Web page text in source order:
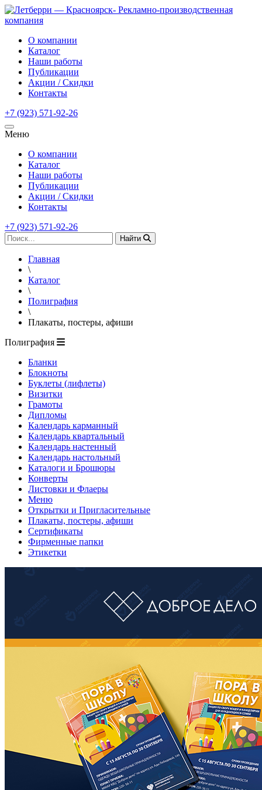
О компании
Каталог
Наши работы
Публикации
Акции / Скидки
Контакты
+7 (923) 571-92-26
Меню
О компании
Каталог
Наши работы
Публикации
Акции / Скидки
Контакты
+7 (923) 571-92-26
Найти
Главная
\
Каталог
\
Полиграфия
\
Плакаты, постеры, афиши
Полиграфия
Бланки
Блокноты
Буклеты (лифлеты)
Визитки
Грамоты
Дипломы
Календарь карманный
Календарь квартальный
Календарь настенный
Календарь настольный
Каталоги и Брошюры
Конверты
Листовки и Флаеры
Меню
Открытки и Пригласительные
Плакаты, постеры, афиши
Сертификаты
Фирменные папки
Этикетки